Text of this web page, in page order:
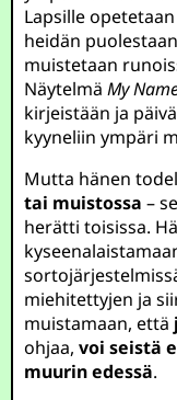
Lapsille
heidän
muistetaan
NäytelmäMy
kirjeistään ja
kyyneliin ympäri
Mutta hänen
tai muistossa –
herätti toisissa.
miehitettyjen ja
muistamaan, että
ohjaa,voi seistä
muurin edessä.